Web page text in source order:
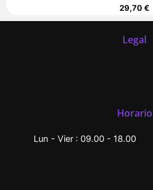
29,70€
Legal
Horario
Lun - Vier : 09.00 - 18.00